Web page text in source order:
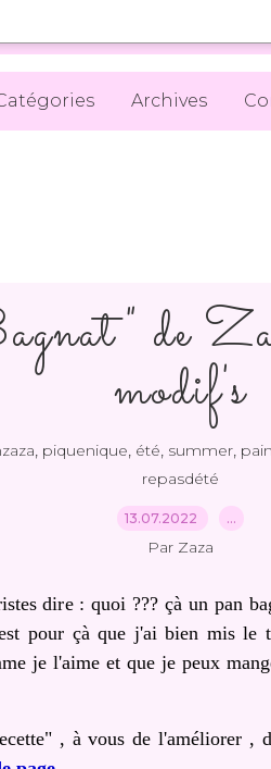
Archives
de
modif's
, piquenique, été, summer,
repasdété
13.07.2022 …
Par Zaza
dire : quoi ??? çà un pan
pour çà que j'ai bien mis
je l'aime et que je peux
, à vous de l'améliorer ,